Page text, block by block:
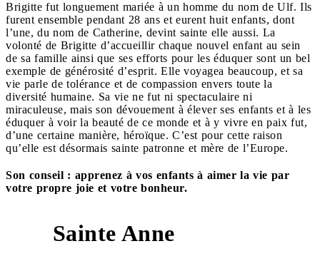
Brigitte fut longuement mariée à un homme du nom de Ulf. Ils
furent ensemble pendant 28 ans et eurent huit enfants, dont
l’une, du nom de Catherine, devint sainte elle aussi. La
volonté de Brigitte d’accueillir chaque nouvel enfant au sein
de sa famille ainsi que ses efforts pour les éduquer sont un bel
exemple de générosité d’esprit. Elle voyagea beaucoup, et sa
vie parle de tolérance et de compassion envers toute la
diversité humaine. Sa vie ne fut ni spectaculaire ni
miraculeuse, mais son dévouement à élever ses enfants et à les
éduquer à voir la beauté de ce monde et à y vivre en paix fut,
d’une certaine manière, héroïque. C’est pour cette raison
qu’elle est désormais sainte patronne et mère de l’Europe.
Son conseil : apprenez à vos enfants à aimer la vie par
votre propre joie et votre bonheur.
Sainte Anne